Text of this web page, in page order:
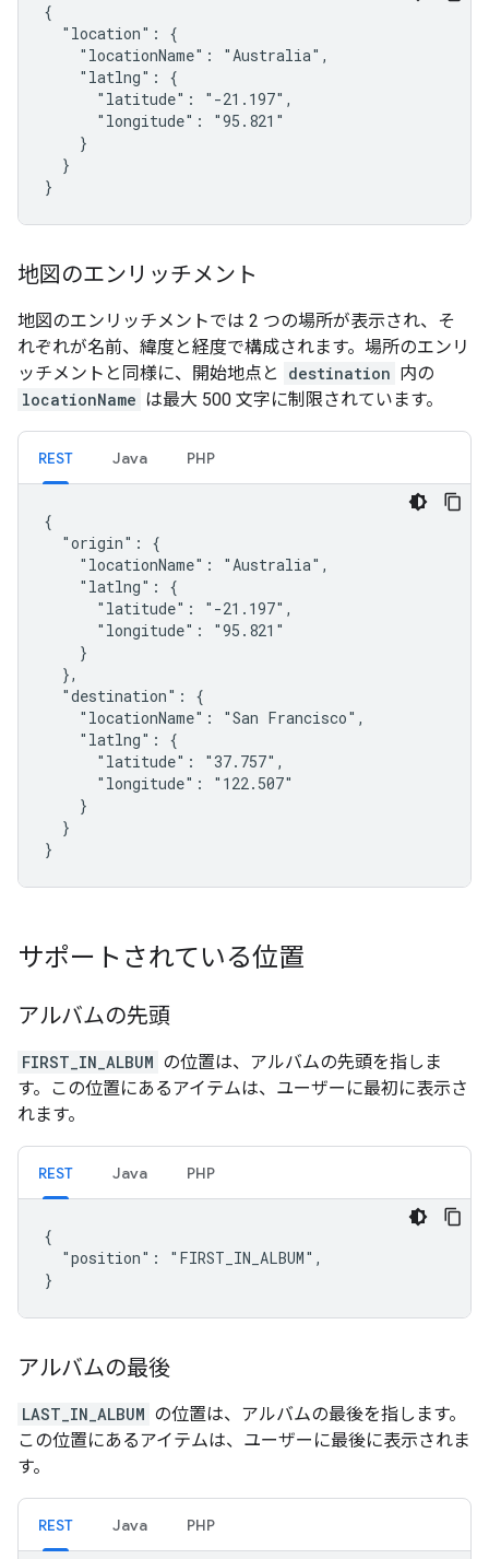
{
  "location": {
    "locationName": "Australia",
    "latlng": {
      "latitude": "-21.197",
      "longitude": "95.821"
    }
  }
}
地図のエンリッチメント
地図のエンリッチメントでは 2 つの場所が表示され、そ
れぞれが名前、緯度と経度で構成されます。場所のエンリ
ッチメントと同様に、開始地点と
destination 内の
locationName は最大 500 文字に制限されています。
REST Java PHP
{
  "origin": {
    "locationName": "Australia",
    "latlng": {
      "latitude": "-21.197",
      "longitude": "95.821"
    }
  },
  "destination": {
    "locationName": "San Francisco",
    "latlng": {
      "latitude": "37.757",
      "longitude": "122.507"
    }
  }
}
サポートされている位置
アルバムの先頭
FIRST_IN_ALBUM の位置は、アルバムの先頭を指しま
す。この位置にあるアイテムは、ユーザーに最初に表示さ
れます。
REST Java PHP
{
  "position": "FIRST_IN_ALBUM",
}
アルバムの最後
LAST_IN_ALBUM の位置は、アルバムの最後を指します。
この位置にあるアイテムは、ユーザーに最後に表示されま
す。
REST Java PHP